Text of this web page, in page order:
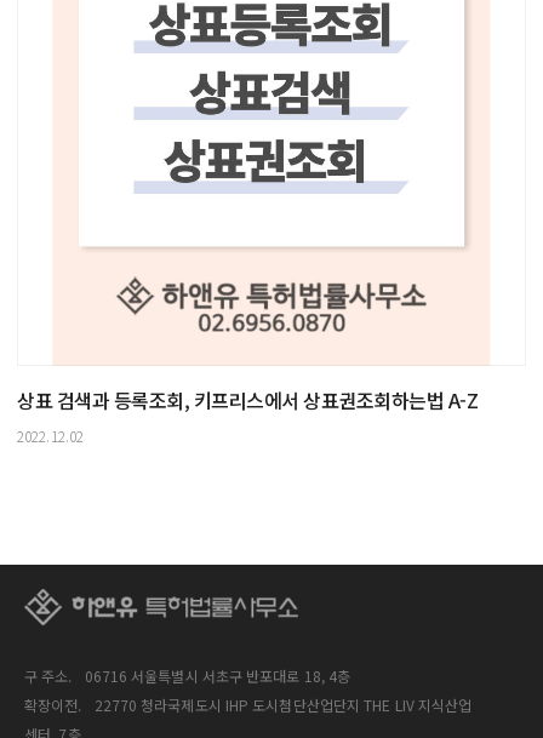
상표 검색과 등록조회, 키프리스에서 상표권조회하는법 A-Z
2022.12.02
구 주소.
06716 서울특별시 서초구 반포대로 18, 4층
확장이전.
22770 청라국제도시 IHP 도시첨단산업단지 THE LIV 지식산업
센터, 7층